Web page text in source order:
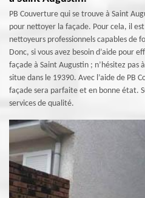
PB Couverture qui se trouve à Saint
pour nettoyer la façade. Pour cela, il
nettoyeurs professionnels capables de
Donc, si vous avez besoin d’aide pour
façade à Saint Augustin ; n’hésitez pas
situe dans le 19390. Avec l’aide de PB
façade sera parfaite et en bonne état.
services de qualité.